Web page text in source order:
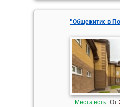
"Общежитие в
Места есть От